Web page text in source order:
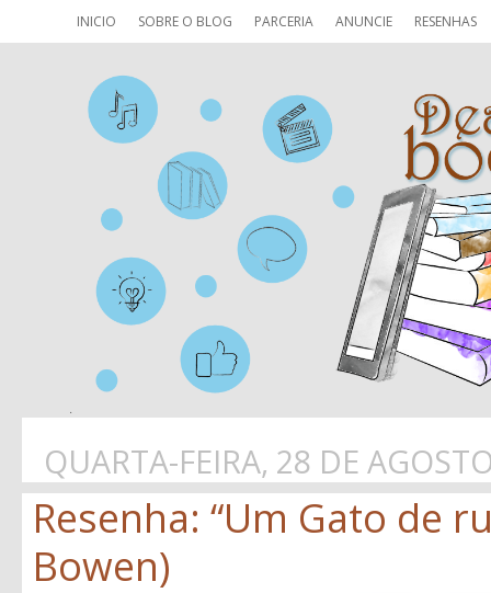
INICIO SOBRE O BLOG PARCERIA ANUNCIE RESENHAS
QUARTA-FEIRA, 28 DE
Resenha: “Um Gato de
Bowen)